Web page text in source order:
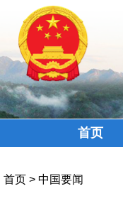
首页
首页 > 中国要闻